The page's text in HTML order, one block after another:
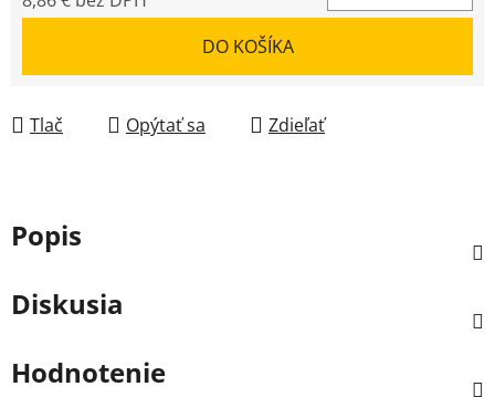
DO KOŠÍKA
Tlač Opýtať sa Zdieľať
Popis
Diskusia
Hodnotenie